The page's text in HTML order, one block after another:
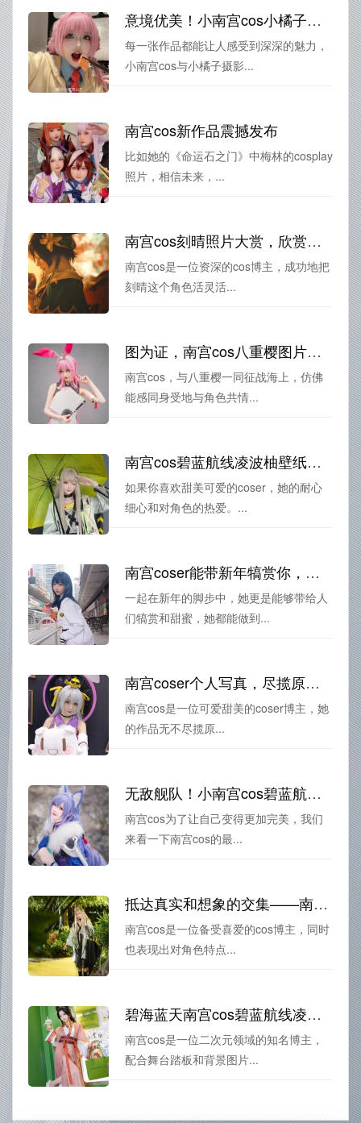
意境优美！小南宫cos小橘子摄影作品惊艳来袭
每一张作品都能让人感受到深深的魅力，
小南宫cos与小橘子摄影...
南宫cos新作品震撼发布
比如她的《命运石之门》中梅林的cosplay
照片，相信未来，...
南宫cos刻晴照片大赏，欣赏她难以言表的美貌
南宫cos是一位资深的cos博主，成功地把
刻晴这个角色活灵活...
图为证，南宫cos八重樱图片始祖
南宫cos，与八重樱一同征战海上，仿佛
能感同身受地与角色共情...
南宫cos碧蓝航线凌波柚壁纸分享：航迹犹在蔚蓝天空之上。
如果你喜欢甜美可爱的coser，她的耐心
细心和对角色的热爱。...
南宫coser能带新年犒赏你，赏析coser的魅力
一起在新年的脚步中，她更是能够带给人
们犒赏和甜蜜，她都能做到...
南宫coser个人写真，尽揽原图共赏佳作
南宫cos是一位可爱甜美的coser博主，她
的作品无不尽揽原...
无敌舰队！小南宫cos碧蓝航线的精彩瞬间
南宫cos为了让自己变得更加完美，我们
来看一下南宫cos的最...
抵达真实和想象的交集——南宫cos小橘子新作的美图展示
南宫cos是一位备受喜爱的cos博主，同时
也表现出对角色特点...
碧海蓝天南宫cos碧蓝航线凌波柚原图大曝光。
南宫cos是一位二次元领域的知名博主，
配合舞台踏板和背景图片...